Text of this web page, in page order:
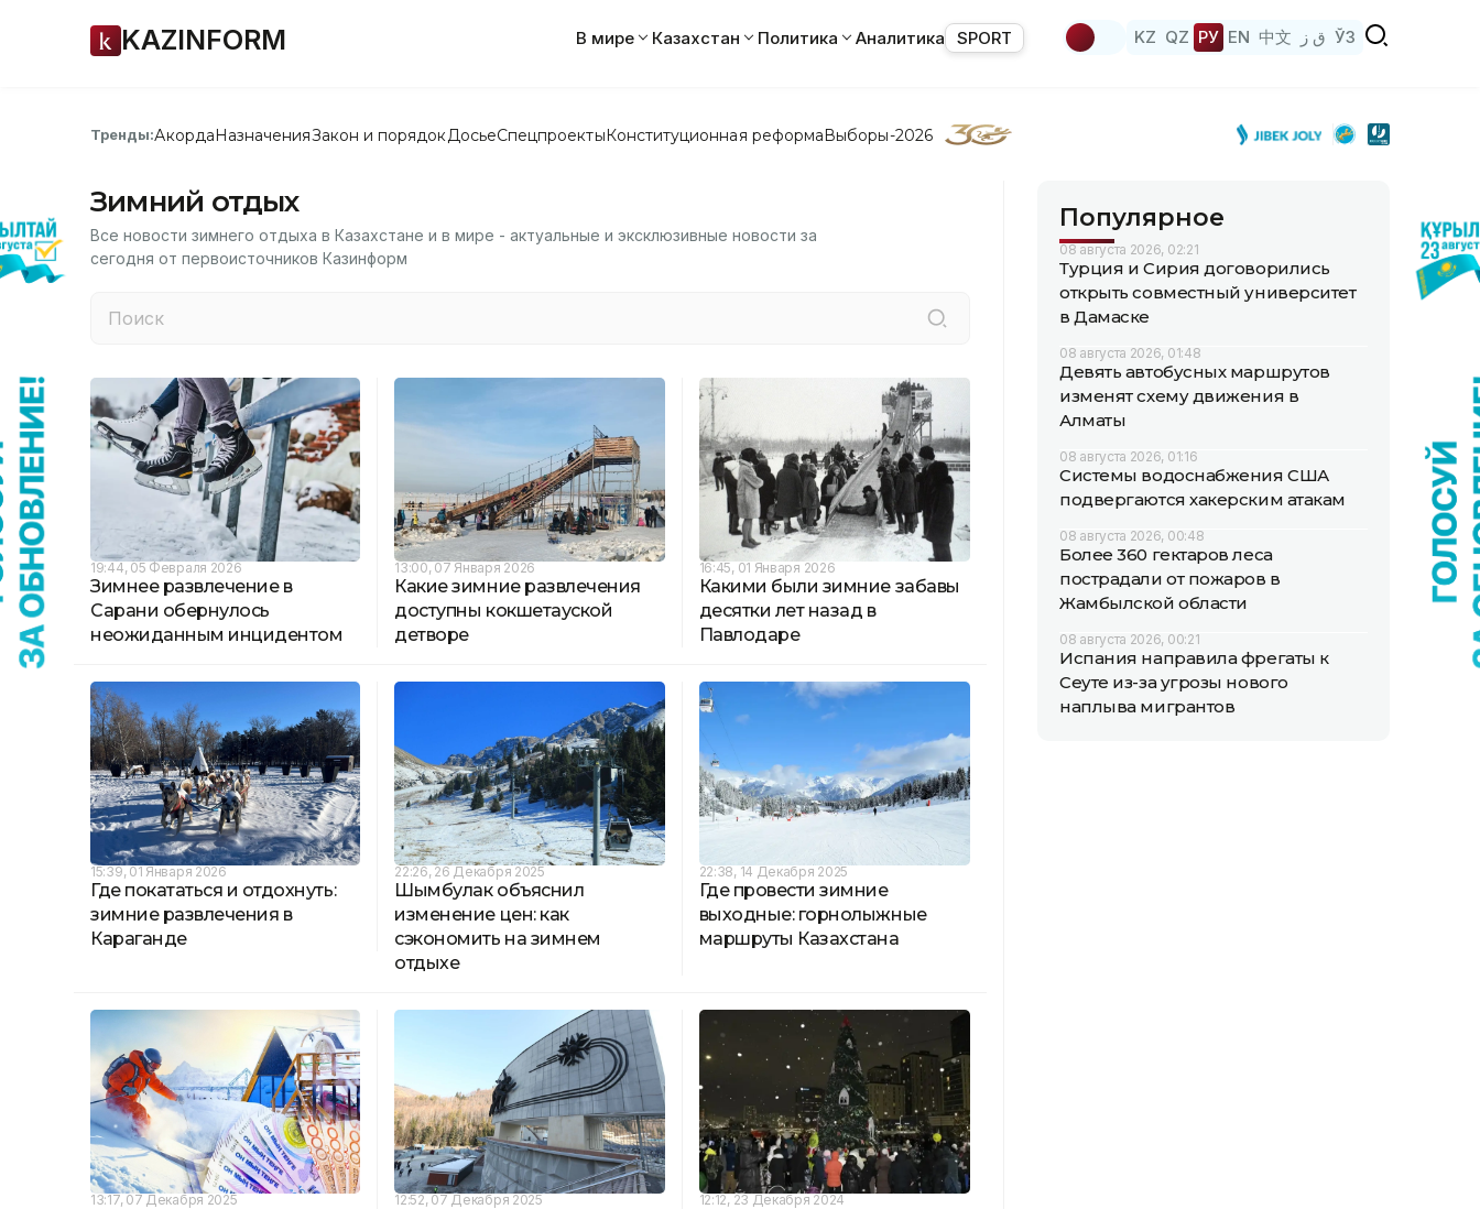
KAZINFORM В мире Казахстан Политика Аналитика SPORT KZ QZ РУ EN 中文 ق ز ЎЗ
Тренды:АкордаНазначенияЗакон и порядок ДосьеСпецпроектыКонституционная реформаВыборы-2026
Зимний отдых
Все новости зимнего отдыха в Казахстане и в мире - актуальные и эксклюзивные новости за
сегодня от первоисточников Казинформ
19:44, 05 Февраля 2026
Зимнее развлечение в
Сарани обернулось
неожиданным инцидентом
13:00, 07 Января 2026
Какие зимние развлечения
доступны кокшетауской
детворе
16:45, 01 Января 2026
Какими были зимние забавы
десятки лет назад в
Павлодаре
15:39, 01 Января 2026
Где покататься и отдохнуть:
зимние развлечения в
Караганде
22:26, 26 Декабря 2025
Шымбулак объяснил
изменение цен: как
сэкономить на зимнем
отдыхе
22:38, 14 Декабря 2025
Где провести зимние
выходные: горнолыжные
маршруты Казахстана
13:17, 07 Декабря 2025 12:52, 07 Декабря 2025 12:12, 23 Декабря 2024
Популярное
08 августа 2026, 02:21
Турция и Сирия договорились
открыть совместный университет
в Дамаске
08 августа 2026, 01:48
Девять автобусных маршрутов
изменят схему движения в
Алматы
08 августа 2026, 01:16
Системы водоснабжения США
подвергаются хакерским атакам
08 августа 2026, 00:48
Более 360 гектаров леса
пострадали от пожаров в
Жамбылской области
08 августа 2026, 00:21
Испания направила фрегаты к
Сеуте из-за угрозы нового
наплыва мигрантов